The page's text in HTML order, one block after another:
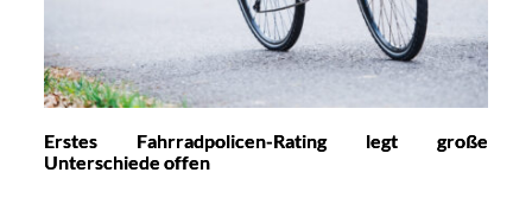
Erstes Fahrradpolicen-Rating legt große
Unterschiede offen